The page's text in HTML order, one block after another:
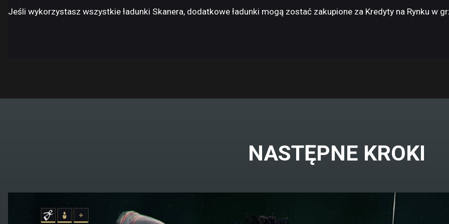
Jeśli wykorzystasz wszystkie ładunki Skanera, dodatkowe ładunki mogą zostać zakupione za Kredyty na Rynku w
NASTĘPNE KROKI